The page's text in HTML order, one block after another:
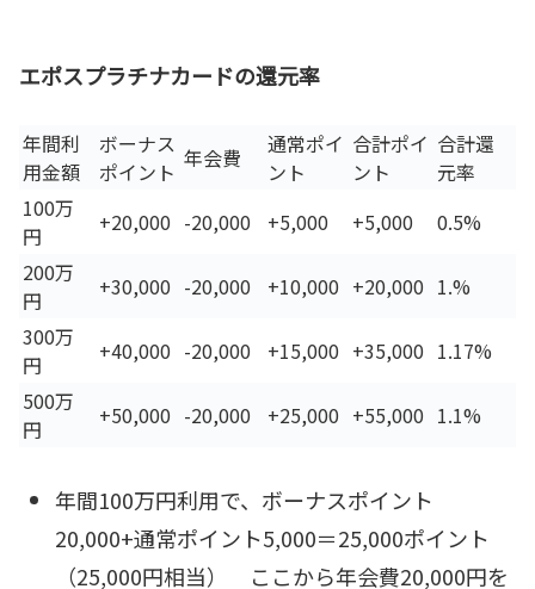
エポスプラチナカードの還元率
年間利
用金額
ボーナス
ポイント 年会費
通常ポイ
ント
合計ポイ
ント
合計還
元率
100万
円
+20,000 -20,000 +5,000 +5,000
0.5%
200万
円
+30,000 -20,000 +10,000 +20,000 1.%
300万
円
+40,000 -20,000 +15,000 +35,000 1.17%
500万
円
+50,000 -20,000 +25,000 +55,000 1.1%
年間100万円利用で、ボーナスポイント
20,000+通常ポイント5,000＝25,000ポイント
（25,000円相当） ここから年会費20,000円を